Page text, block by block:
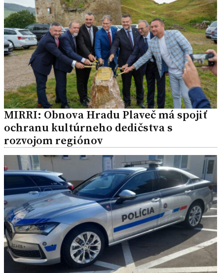
MIRRI: Obnova Hradu Plaveč má spojiť
ochranu kultúrneho dedičstva s
rozvojom regiónov